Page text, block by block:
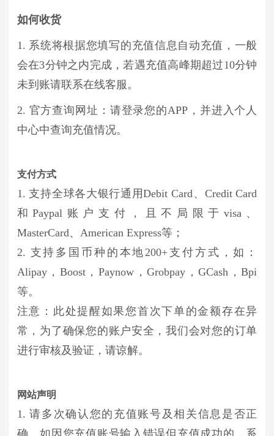
如何收货
1. 系统将根据您填写的充值信息自动充值，一般
会在3分钟之内完成，若遇充值高峰期超过10分钟
未到账请联系在线客服。
2. 官方查询网址：请登录您的APP，并进入个人
中心中查询充值情况。
支付方式
1. 支持全球各大银行通用Debit Card、Credit Card
和Paypal账户支付，且不局限于visa、
MasterCard、American Express等；
2. 支持多国币种的本地200+支付方式，如：
Alipay，Boost，Paynow，Grobpay，GCash，Bpi
等。
注意：此处提醒如果您首次下单的金额存在异
常，为了确保您的账户安全，我们会对您的订单
进行审核及验证，请谅解。
网站声明
1. 请多次确认您的充值账号及相关信息是否正
确，如因您充值账号输入错误但充值成功的，系